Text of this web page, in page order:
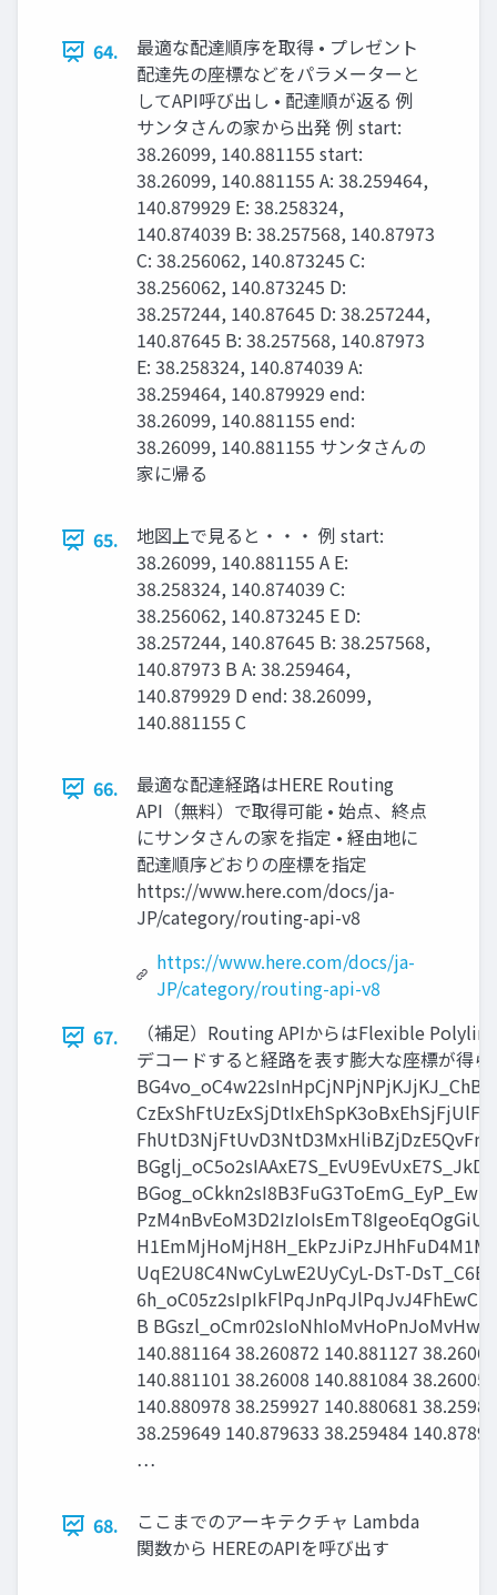
64.
最適な配達順序を取得 • プレゼント
配達先の座標などをパラメーターと
してAPI呼び出し • 配達順が返る 例
サンタさんの家から出発 例 start:
38.26099, 140.881155 start:
38.26099, 140.881155 A: 38.259464,
140.879929 E: 38.258324,
140.874039 B: 38.257568, 140.87973
C: 38.256062, 140.873245 C:
38.256062, 140.873245 D:
38.257244, 140.87645 D: 38.257244,
140.87645 B: 38.257568, 140.87973
E: 38.258324, 140.874039 A:
38.259464, 140.879929 end:
38.26099, 140.881155 end:
38.26099, 140.881155 サンタさんの
家に帰る
65.
地図上で見ると・・・ 例 start:
38.26099, 140.881155 A E:
38.258324, 140.874039 C:
38.256062, 140.873245 E D:
38.257244, 140.87645 B: 38.257568,
140.87973 B A: 38.259464,
140.879929 D end: 38.26099,
140.881155 C
66.
最適な配達経路はHERE Routing
API（無料）で取得可能 • 始点、終点
にサンタさんの家を指定 • 経由地に
配達順序どおりの座標を指定
https://www.here.com/docs/ja-
JP/category/routing-api-v8
https://www.here.com/docs/ja-
JP/category/routing-api-v8
67.
（補足）Routing APIからはFlexible
デコードすると経路を表す膨大な座標が得
UqE2U8C4NwCyLwE2UyCyL-DsT-
B
140.881164 38.260872 140.881127
140.881101 38.26008 140.881084
140.880978 38.259927 140.880681
38.259649 140.879633 38.259484
…
68.
ここまでのアーキテクチャ Lambda
関数から HEREのAPIを呼び出す